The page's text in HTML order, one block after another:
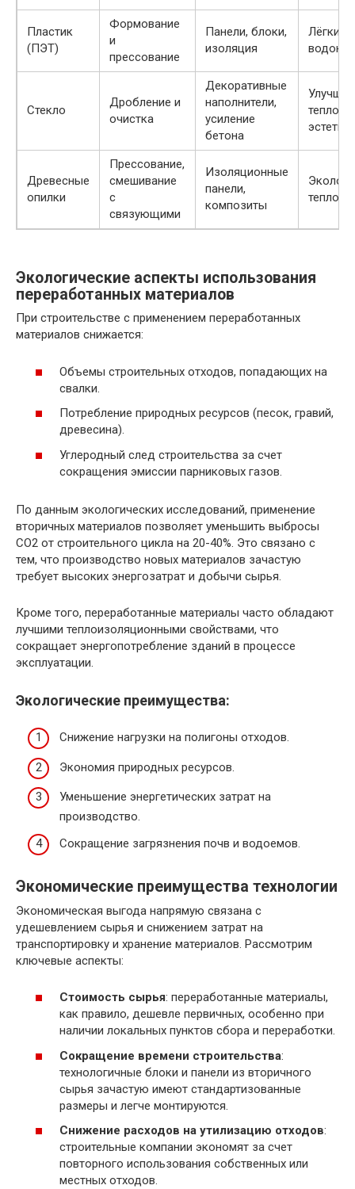
Пластик
(ПЭТ)
Формование
и
прессование
Панели, блоки,
изоляция
Лёгкий
Стекло
Дробление и
очистка
Декоративные
наполнители,
усиление
бетона
Древесные
опилки
Прессование,
смешивание
с
связующими
Изоляционные
панели,
композиты
Экологические аспекты использования
переработанных материалов
При строительстве с применением переработанных
материалов снижается:
Объемы строительных отходов, попадающих на
свалки.
Потребление природных ресурсов (песок, гравий,
древесина).
Углеродный след строительства за счет
сокращения эмиссии парниковых газов.
По данным экологических исследований, применение
вторичных материалов позволяет уменьшить выбросы
CO2 от строительного цикла на 20-40%. Это связано с
тем, что производство новых материалов зачастую
требует высоких энергозатрат и добычи сырья.
Кроме того, переработанные материалы часто обладают
лучшими теплоизоляционными свойствами, что
сокращает энергопотребление зданий в процессе
эксплуатации.
Экологические преимущества:
Снижение нагрузки на полигоны отходов.
Экономия природных ресурсов.
Уменьшение энергетических затрат на
производство.
Сокращение загрязнения почв и водоемов.
Экономические преимущества технологии
Экономическая выгода напрямую связана с
удешевлением сырья и снижением затрат на
транспортировку и хранение материалов. Рассмотрим
ключевые аспекты:
Стоимость сырья: переработанные материалы,
как правило, дешевле первичных, особенно при
наличии локальных пунктов сбора и переработки.
Сокращение времени строительства:
технологичные блоки и панели из вторичного
сырья зачастую имеют стандартизованные
размеры и легче монтируются.
Снижение расходов на утилизацию отходов:
строительные компании экономят за счет
повторного использования собственных или
местных отходов.